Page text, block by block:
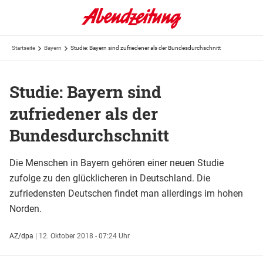
Startseite Bayern Studie: Bayern sind zufriedener als der Bundesdurchschnitt
Studie: Bayern sind
zufriedener als der
Bundesdurchschnitt
Die Menschen in Bayern gehören einer neuen Studie
zufolge zu den glücklicheren in Deutschland. Die
zufriedensten Deutschen findet man allerdings im hohen
Norden.
AZ/dpa | 12. Oktober 2018 - 07:24 Uhr